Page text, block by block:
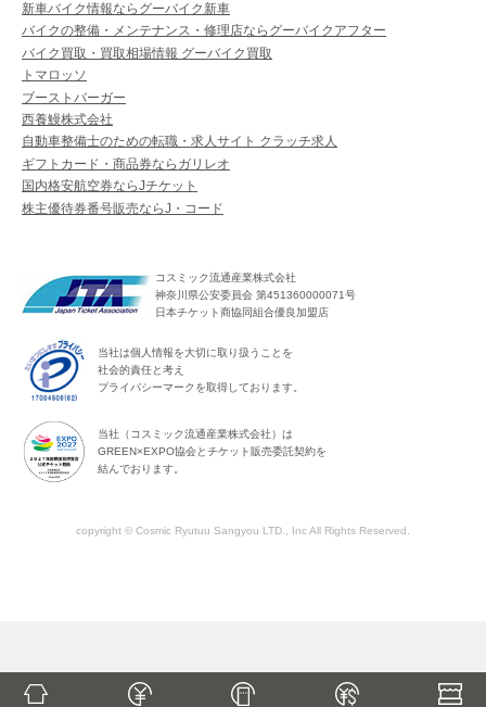
新車バイク情報ならグーバイク新車
バイクの整備・メンテナンス・修理店ならグーバイクアフター
バイク買取・買取相場情報 グーバイク買取
トマロッソ
ブーストバーガー
西養鰻株式会社
自動車整備士のための転職・求人サイト クラッチ求人
ギフトカード・商品券ならガリレオ
国内格安航空券ならJチケット
株主優待券番号販売ならJ・コード
コスミック流通産業株式会社
神奈川県公安委員会 第451360000071号
日本チケット商協同組合優良加盟店
当社は個人情報を大切に取り扱うことを
社会的責任と考え
プライバシーマークを取得しております。
当社（コスミック流通産業株式会社）は
GREEN×EXPO協会とチケット販売委託契約を
結んでおります。
copyright © Cosmic Ryutuu Sangyou LTD., Inc All Rights Reserved.